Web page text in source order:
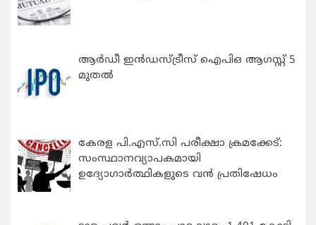
ആർഡീ ഇൻഡസ്ട്രീസ് ഐപിഒ ആഗസ്റ്റ് 5
മുതൽ
കേരള പി.എസ്.സി പരീക്ഷാ ക്രമക്കേട്:
സംസ്ഥാനവ്യാപകമായി
ഉദ്യോഗാര്‍ത്ഥികളുടെ വന്‍ പ്രതിഷേധം